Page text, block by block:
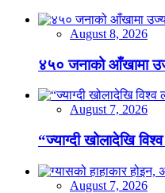
August 8, 2026
४५० जनाको आँखामा
August 7, 2026
“ज्याग्दी खोलादेखि
August 7, 2026